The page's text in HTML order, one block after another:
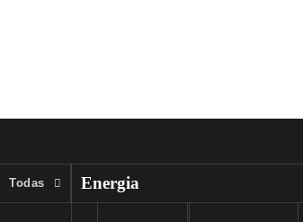
Todas Energia